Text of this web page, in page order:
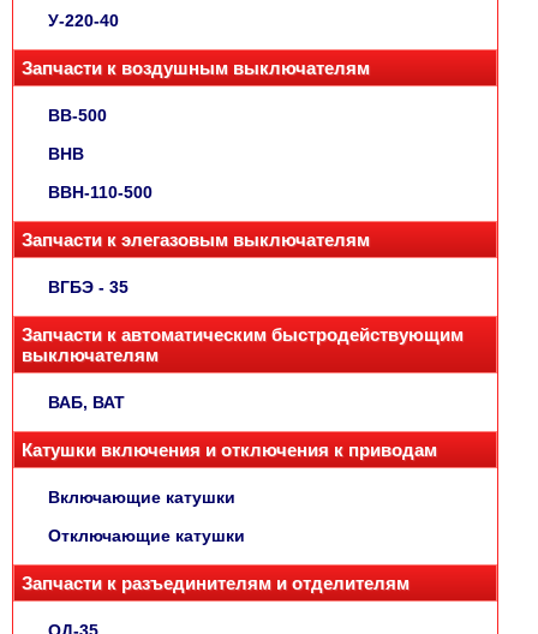
У-220-40
Запчасти к воздушным выключателям
ВВ-500
ВНВ
ВВН-110-500
Запчасти к элегазовым выключателям
ВГБЭ - 35
Запчасти к автоматическим быстродействующим
выключателям
ВАБ, ВАТ
Катушки включения и отключения к приводам
Включающие катушки
Отключающие катушки
Запчасти к разъединителям и отделителям